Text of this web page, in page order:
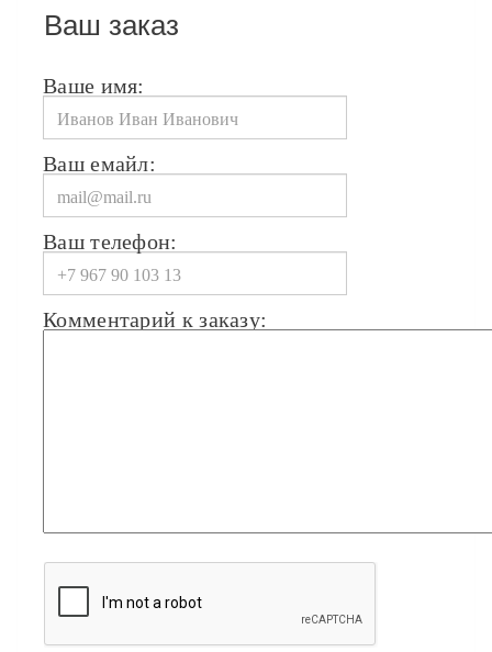
Ваш заказ
Ваше имя:
Ваш емайл:
Ваш телефон:
Комментарий к заказу: